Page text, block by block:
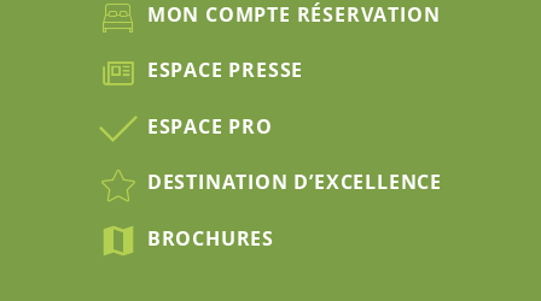
MON COMPTE RÉSERVATION
ESPACE PRESSE
ESPACE PRO
DESTINATION D’EXCELLENCE
BROCHURES